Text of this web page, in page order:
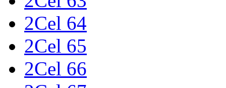
2Cel 64
2Cel 65
2Cel 66